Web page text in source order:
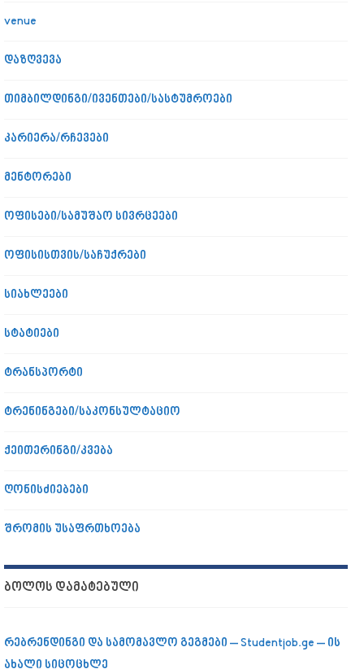
venue
დაზღვევა
თიმბილდინგი/ივენთები/სასტუმროები
კარიერა/რჩევები
მენტორები
ოფისები/სამუშაო სივრცეები
ოფისისთვის/საჩუქრები
სიახლეები
სტატიები
ტრანსპორტი
ტრენინგები/საკონსულტაციო
ქეითერინგი/კვება
ღონისძიებები
შრომის უსაფრთხოება
ᲑᲝᲚᲝᲡ ᲓᲐᲛᲐᲢᲔᲑᲣᲚᲘ
რებრენდინგი და სამომავლო გეგმები – Studentjob.ge – ის
ახალი სიცოცხლე